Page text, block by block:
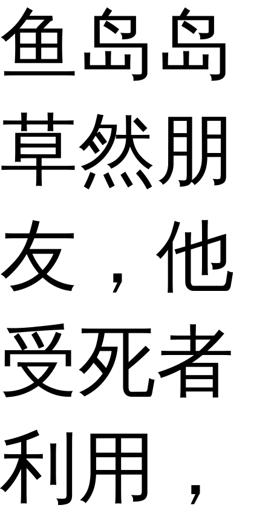
鱼岛岛
草然朋
友，他
受死者
利用，